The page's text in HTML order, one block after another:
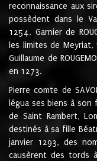
reconnaissance aux
possèdent dans le
1254, Garnier de
les limites de
Guillaume de
en 1273.
Pierre comte de
légua ses biens à son
de Saint Rambert,
destinés à sa fille
janvier 1293, des
causèrent des tords